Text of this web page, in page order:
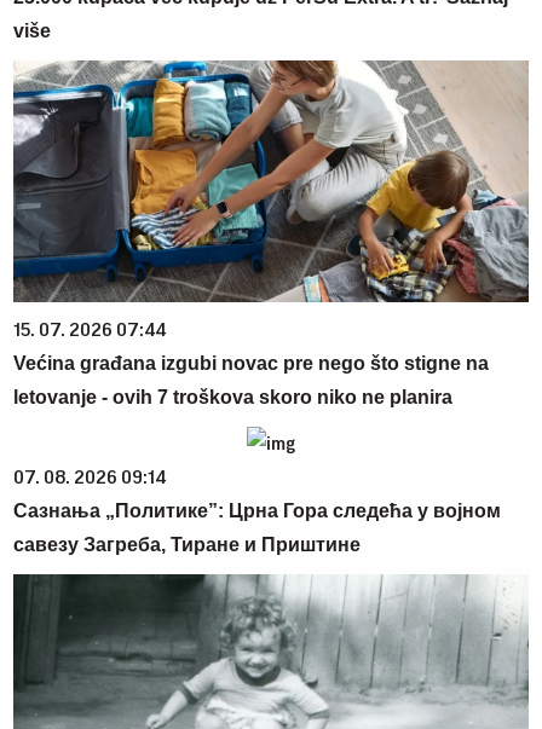
više
15. 07. 2026 07:44
Većina građana izgubi novac pre nego što stigne na
letovanje - ovih 7 troškova skoro niko ne planira
07. 08. 2026 09:14
Сазнања „Политике”: Црна Гора следећа у војном
савезу Загреба, Тиране и Приштине